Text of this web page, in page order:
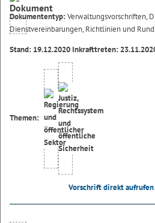
Dokumententyp:Verwaltungsvorschriften,
Dienstvereinbarungen, Richtlinien und
Stand: 19.12.2020 Inkrafttreten:
Themen:
Vorschrift direkt aufrufen